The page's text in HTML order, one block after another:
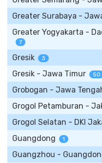
Greater Surabaya -
Greater Yogyakarta -
7
Gresik 3
Gresik - Jawa Timur 50
Grobogan - Jawa
Grogol Petamburan -
Grogol Selatan - DKI
Guangdong 1
Guangzhou -